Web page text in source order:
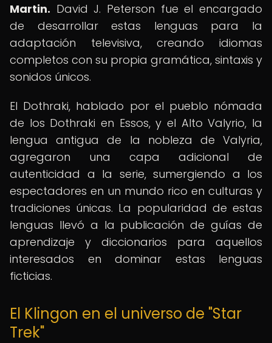
Martin. David J. Peterson fue el encargado
de desarrollar estas lenguas para la
adaptación televisiva, creando idiomas
completos con su propia gramática, sintaxis y
sonidos únicos.
El Dothraki, hablado por el pueblo nómada
de los Dothraki en Essos, y el Alto Valyrio, la
lengua antigua de la nobleza de Valyria,
agregaron una capa adicional de
autenticidad a la serie, sumergiendo a los
espectadores en un mundo rico en culturas y
tradiciones únicas. La popularidad de estas
lenguas llevó a la publicación de guías de
aprendizaje y diccionarios para aquellos
interesados en dominar estas lenguas
ficticias.
El Klingon en el universo de "Star
Trek"